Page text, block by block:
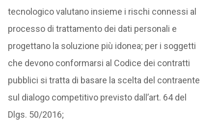
tecnologico valutano insieme i rischi connessi al
processo di trattamento dei dati personali e
progettano la soluzione più idonea; per i soggetti
che devono conformarsi al Codice dei contratti
pubblici si tratta di basare la scelta del contraente
sul dialogo competitivo previsto dall’art. 64 del
Dlgs. 50/2016;